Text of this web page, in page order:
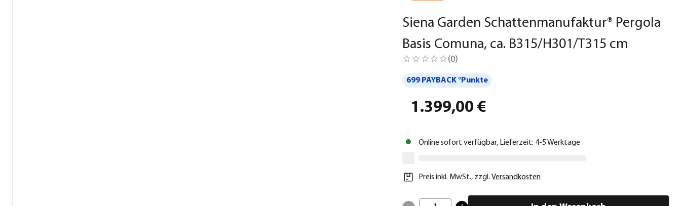
Siena Garden Schattenmanufaktur® Pergola
Basis Comuna, ca. B315/H301/T315 cm
(0)
699 PAYBACK °Punkte
1.399,00 €
Online sofort verfügbar, Lieferzeit: 4-5 Werktage
Preis inkl. MwSt., zzgl. Versandkosten